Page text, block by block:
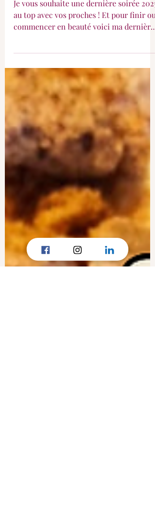
2026 et sa recette du
bonheur...
Je vous souhaite une dernière soirée 2025
commencer en beauté voici ma dernière
recette de l'année ! Une recette un peu
spéciale que j'ai soufflé à l'IA... 😅 (Je suis
davantage douée pour créer de vraies
recettes de cuisine) Que tous vos vœux de
2026 soient exaucés ! Prenez soin de vous
et à l'année prochaine en pleine forme !
(Pensez à bien vous hydrater avant,
pendant et surtout après....💦) A très vite !